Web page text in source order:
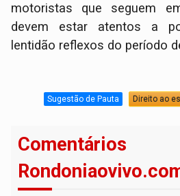
motoristas que seguem
devem estar atentos a
lentidão reflexos do período
Sugestão de Pauta Direito ao
Comentários